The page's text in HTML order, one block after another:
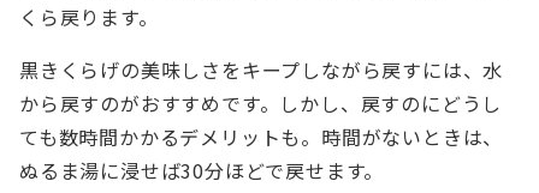
くら戻ります。
黒きくらげの美味しさをキープしながら戻すには、水
から戻すのがおすすめです。しかし、戻すのにどうし
ても数時間かかるデメリットも。時間がないときは、
ぬるま湯に浸せば30分ほどで戻せます。